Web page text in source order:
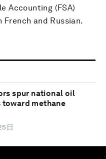
Accounting (FSA)
and Russian.
spur national oil
toward methane
日